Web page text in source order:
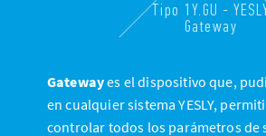
Tipo 1Y.GU -
Gateway
Gatewayes el dispositivo que,
en cualquier sistema YESLY,
controlar todos los parámetros de